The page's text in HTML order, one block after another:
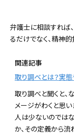
弁護士に相談すれば
るだけでなく、精神
関連記事
取り調べとは？実
取り調べと聞くと、
メージがわくと思
人は少ないのでは
か、その定義から